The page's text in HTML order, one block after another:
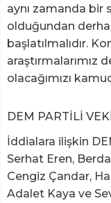
aynı zamanda bir
olduğundan
başlatılmalıdır.
araştırmalarımız
olacağımızı
DEM PARTİLİ
İddialara ilişkin
Serhat Eren,
Cengiz Çandar,
Adalet Kaya ve